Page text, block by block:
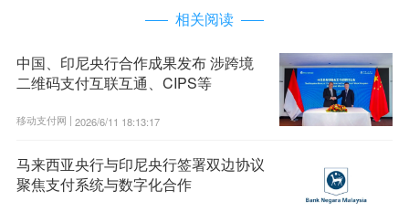
相关阅读
中国、印尼央行合作成果发布 涉跨境
二维码支付互联互通、CIPS等
移动支付网 | 2026/6/11 18:13:17
马来西亚央行与印尼央行签署双边协议
聚焦支付系统与数字化合作